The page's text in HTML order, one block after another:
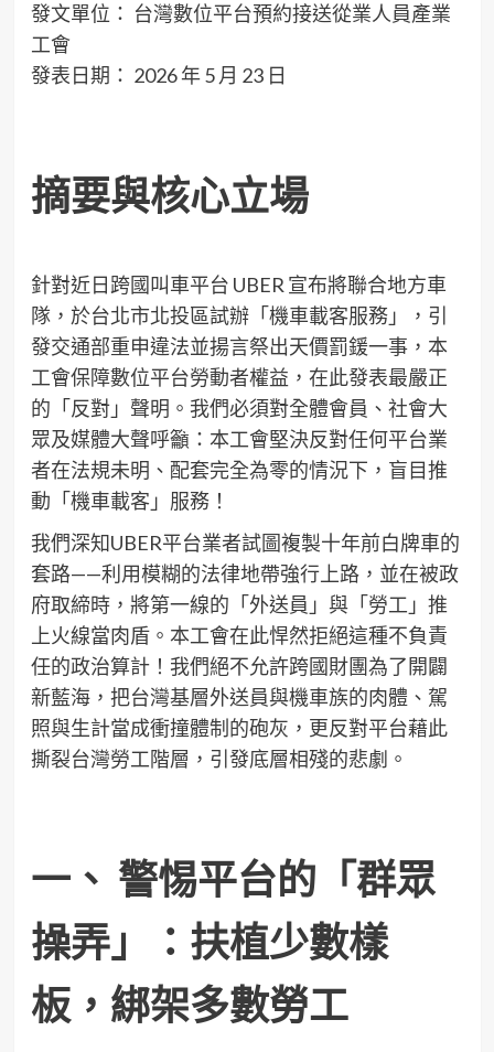
發文單位： 台灣數位平台預約接送從業人員產業
工會
發表日期： 2026 年 5 月 23 日
摘要與核心立場
針對近日跨國叫車平台 UBER 宣布將聯合地方車
隊，於台北市北投區試辦「機車載客服務」，引
發交通部重申違法並揚言祭出天價罰鍰一事，本
工會保障數位平台勞動者權益，在此發表最嚴正
的「反對」聲明。我們必須對全體會員、社會大
眾及媒體大聲呼籲：本工會堅決反對任何平台業
者在法規未明、配套完全為零的情況下，盲目推
動「機車載客」服務！
我們深知UBER平台業者試圖複製十年前白牌車的
套路——利用模糊的法律地帶強行上路，並在被政
府取締時，將第一線的「外送員」與「勞工」推
上火線當肉盾。本工會在此悍然拒絕這種不負責
任的政治算計！我們絕不允許跨國財團為了開闢
新藍海，把台灣基層外送員與機車族的肉體、駕
照與生計當成衝撞體制的砲灰，更反對平台藉此
撕裂台灣勞工階層，引發底層相殘的悲劇。
一、 警惕平台的「群眾
操弄」：扶植少數樣
板，綁架多數勞工